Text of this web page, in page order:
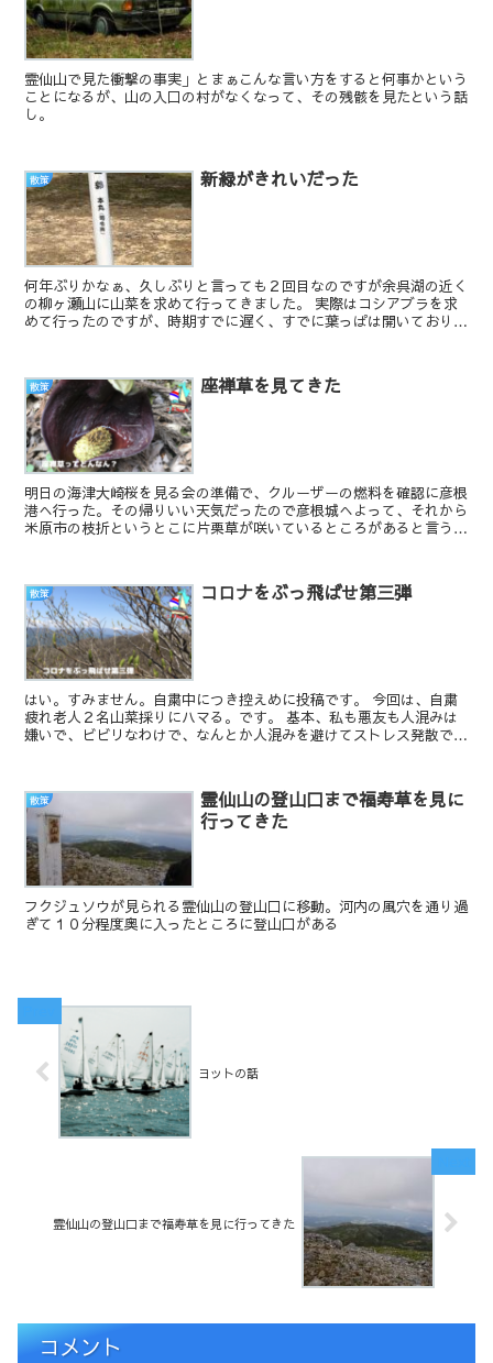
霊仙山で見た衝撃の事実」とまぁこんな言い方をすると何事かという
ことになるが、山の入口の村がなくなって、その残骸を見たという話
し。
散策 新緑がきれいだった
何年ぶりかなぁ、久しぶりと言っても２回目なのですが余呉湖の近く
の柳ヶ瀬山に山菜を求めて行ってきました。 実際はコシアブラを求
めて行ったのですが、時期すでに遅く、すでに葉っぱは開いており採
散策 座禅草を見てきた
明日の海津大崎桜を見る会の準備で、クルーザーの燃料を確認に彦根
港へ行った。その帰りいい天気だったので彦根城へよって、それから
米原市の枝折というとこに片栗草が咲いているところがあると言うこ
散策 コロナをぶっ飛ばせ第三弾
はい。すみません。自粛中につき控えめに投稿です。 今回は、自粛
疲れ老人２名山菜採りにハマる。です。 基本、私も悪友も人混みは
嫌いで、ビビリなわけで、なんとか人混みを避けてストレス発散でき
散策
霊仙山の登山口まで福寿草を見に
行ってきた
フクジュソウが見られる霊仙山の登山口に移動。河内の風穴を通り過
ぎて１０分程度奥に入ったところに登山口がある
ヨットの話
霊仙山の登山口まで福寿草を見に行ってきた
コメント